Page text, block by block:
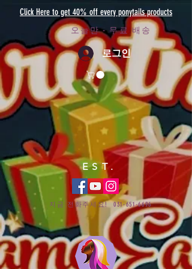
Click Here to get 40% off every ponytails products
오늘만 - 무료 배송
로그인
EST.
지금 전화주세요!031-651-6696